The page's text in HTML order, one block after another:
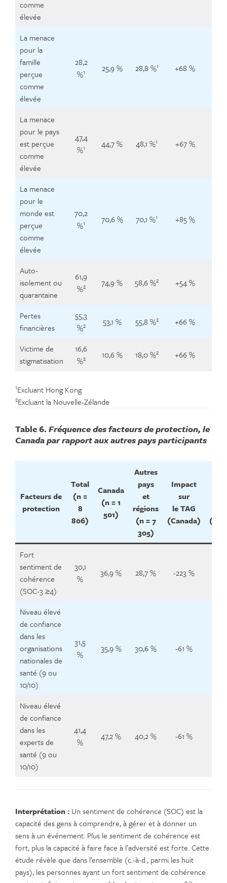
comme
élevée
La menace
pour la
famille
perçue
comme
élevée
28,2
%1 25,9 % 28,8 %1 +68 %
La menace
pour le pays
est perçue
comme
élevée
47,4
%1 44,7 % 48,1 %1 +67 %
La menace
pour le
monde est
perçue
comme
élevée
70,2
%1 70,6 % 70,1 %1 +85 %
Auto-
isolement ou
quarantaine
61,9
%2 74,9 % 58,6 %2 +54 %
Pertes
financières
55,3
%2 53,1 % 55,8 %2 +66 %
Victime de
stigmatisation
16,6
%2 10,6 % 18,0 %2 +66 %
1Excluant Hong Kong
2Excluant la Nouvelle-Zélande
Table 6.Fréquence des facteurs de protection, le
Canada par rapport aux autres pays participants
Facteurs de
protection
Total
(n =
8
806)
Canada
(n = 1
501)
Autres
pays
et
régions
(n = 7
305)
Impact
sur
le TAG
(Canada)
Fort
sentiment de
cohérence
(SOC-3 ≥4)
30,1
%
36,9 % 28,7 % -223 %
Niveau élevé
de confiance
dans les
organisations
nationales de
santé (9 ou
10/10)
31,5
%
35,9 % 30,6 % -61 %
Niveau élevé
de confiance
dans les
experts de
santé (9 ou
10/10)
41,4
%
47,2 % 40,2 % -61 %
Interprétation : Un sentiment de cohérence (SOC) est la
capacité des gens à comprendre, à gérer et à donner un
sens à un événement. Plus le sentiment de cohérence est
fort, plus la capacité à faire face à l’adversité est forte. Cette
étude révèle que dans l’ensemble (c.-à-d., parmi les huit
pays), les personnes ayant un fort sentiment de cohérence